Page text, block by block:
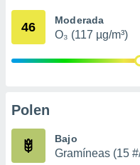
mediante
publicidad
de
46 Moderada
O₃ (117 µg/m³)
Polen
Bajo
Gramíneas (15